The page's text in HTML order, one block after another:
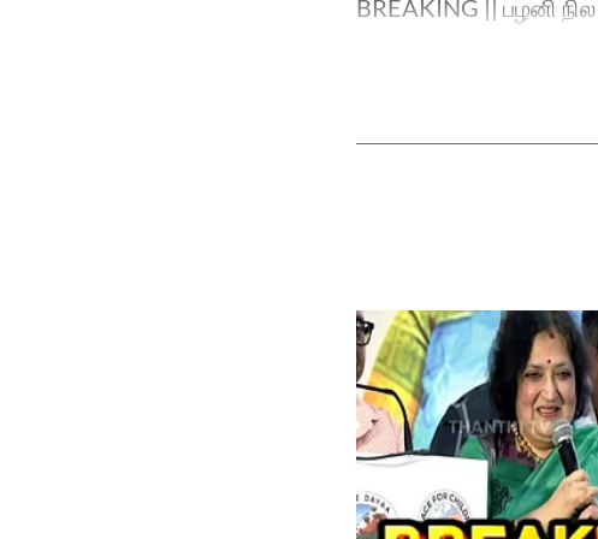
BREAKING || பழனி